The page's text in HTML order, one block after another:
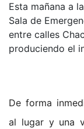
Esta mañana a
Sala de
entre calles
produciendo el
De forma
al lugar y una